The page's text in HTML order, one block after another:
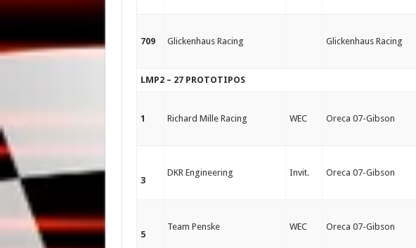
709 Glickenhaus Racing Glickenhaus Racing
LMP2 – 27 PROTOTIPOS
1 Richard Mille Racing WEC Oreca 07-Gibson
3
DKR Engineering Invit. Oreca 07-Gibson
5
Team Penske WEC Oreca 07-Gibson